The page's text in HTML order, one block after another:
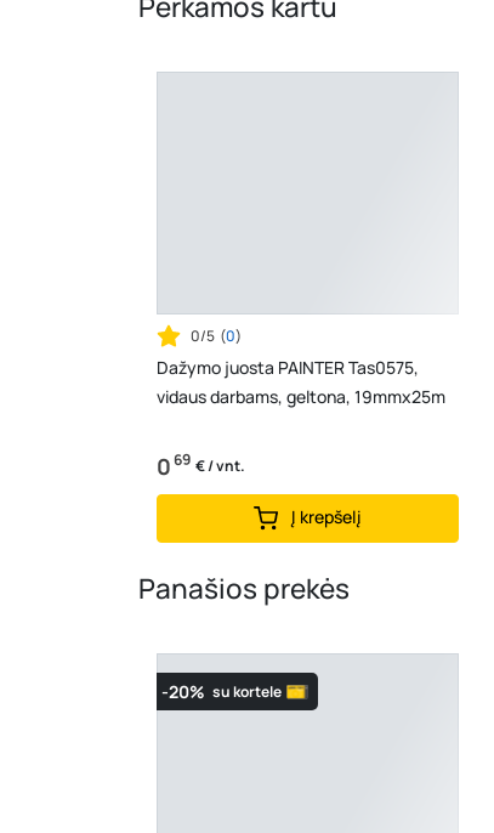
0/5 (0)
Dažymo juosta PAINTER Tas0575,
vidaus darbams, geltona, 19mmx25m
069 € / vnt.
Į krepšelį
Panašios prekės
-20% su kortele